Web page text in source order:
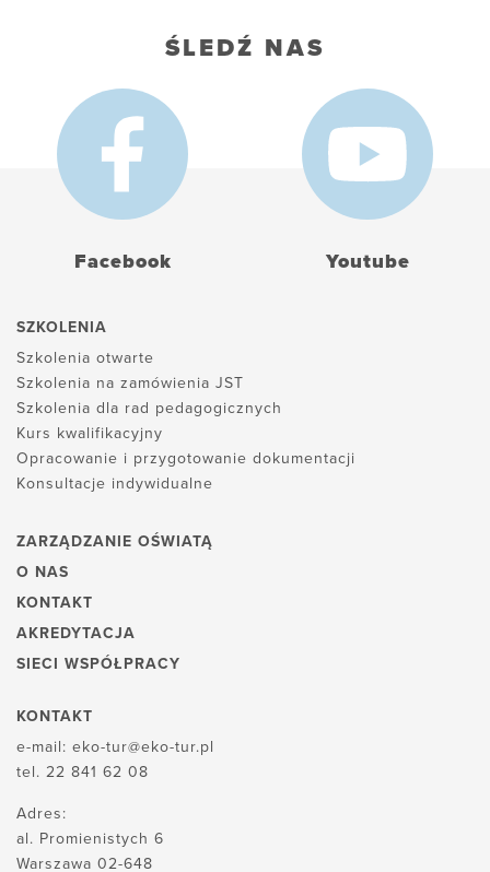
ŚLEDŹ NAS
Facebook Youtube
SZKOLENIA
Szkolenia otwarte
Szkolenia na zamówienia JST
Szkolenia dla rad pedagogicznych
Kurs kwalifikacyjny
Opracowanie i przygotowanie dokumentacji
Konsultacje indywidualne
ZARZĄDZANIE OŚWIATĄ
O NAS
KONTAKT
AKREDYTACJA
SIECI WSPÓŁPRACY
KONTAKT
e-mail: eko-tur@eko-tur.pl
tel. 22 841 62 08
Adres:
al. Promienistych 6
Warszawa 02-648